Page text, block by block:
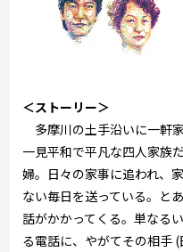
＜ストーリー＞
多摩川の土手沿いに一軒
一見平和で平凡な四人家族
婦。日々の家事に追われ、
ない毎日を送っている。と
話がかかってくる。単なる
る電話に、やがてその相手 (